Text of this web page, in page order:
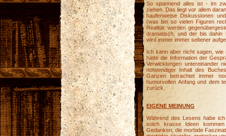
So spannend alles ist - im
ziehen. Das liegt vor allem
haufenweise Diskussionen
(was bei so vielen Figuren
Realität werden
dramatisch, und der bis dahin
wird immer immer seltener
Ich kann aber nicht sagen,
hätte die Information der
Verwicklungen untereinander
notwendiger Inhalt des
Ganzen betrachtet immer
humorvollen Anfang und dem
zurück.
EIGENE MEINUNG
Während des Lesens habe
solch krasse Ideen
Gedanken, die morbide